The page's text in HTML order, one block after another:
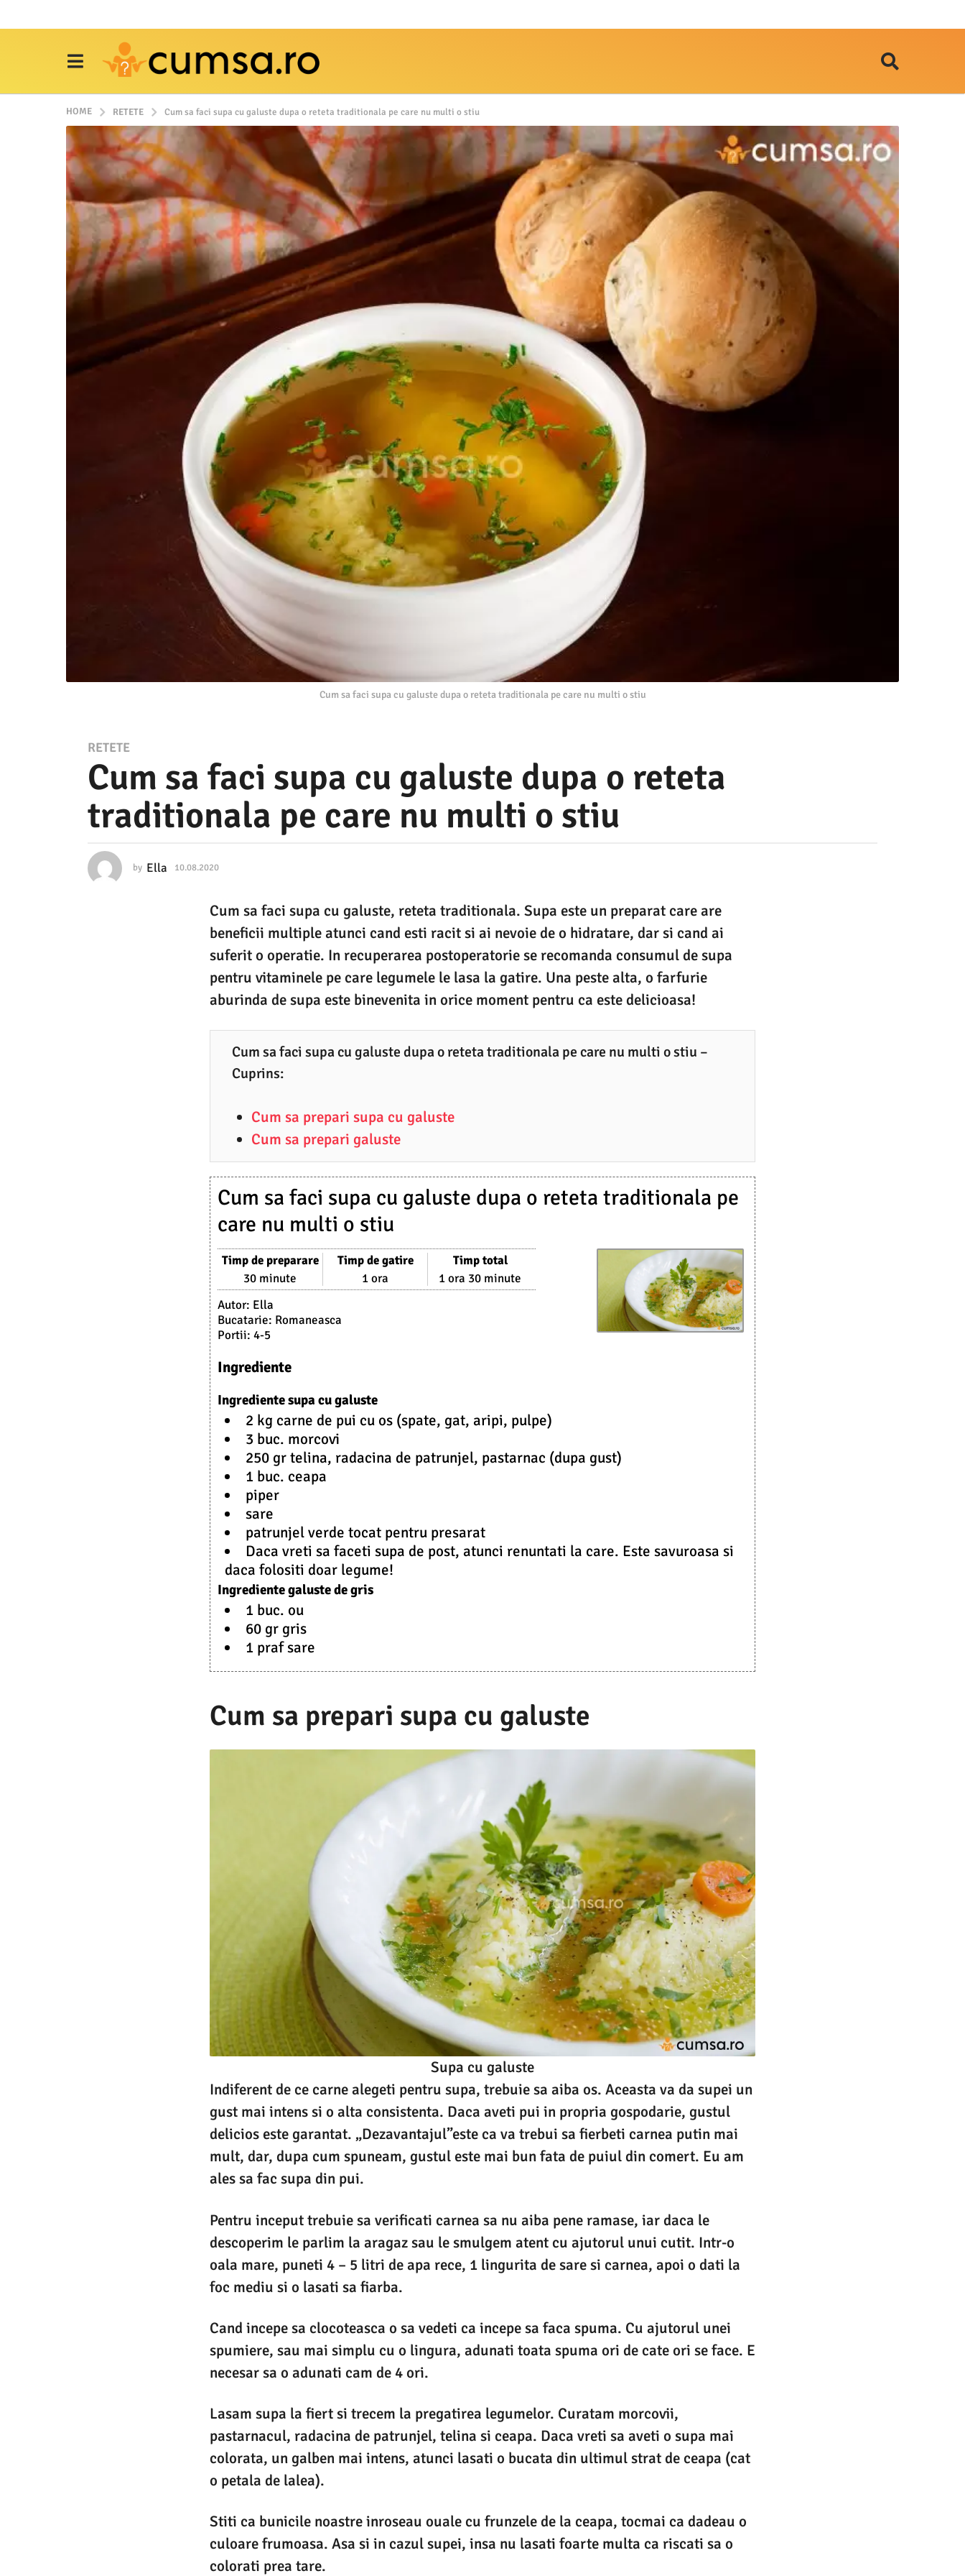
HOME RETETE Cum sa faci supa cu galuste dupa o reteta traditionala pe care nu multi o stiu
Cum sa faci supa cu galuste dupa o reteta traditionala pe care nu multi o stiu
1
0
.
0
.
2
RETETE
Cum sa faci supa cu galuste dupa o reteta
traditionala pe care nu multi o stiu
by Ella 10.08.2020
0
.
2
0
2
3
Cum sa faci supa cu galuste, reteta traditionala. Supa este un preparat care are
beneficii multiple atunci cand esti racit si ai nevoie de o hidratare, dar si cand ai
suferit o operatie. In recuperarea postoperatorie se recomanda consumul de supa
pentru vitaminele pe care legumele le lasa la gatire. Una peste alta, o farfurie
aburinda de supa este binevenita in orice moment pentru ca este delicioasa!
Cum sa faci supa cu galuste dupa o reteta traditionala pe care nu multi o stiu –
Cuprins:
Cum sa prepari supa cu galuste
Cum sa prepari galuste
Cum sa faci supa cu galuste dupa o reteta traditionala pe
care nu multi o stiu
Timp de preparare
30 minute
Timp de gatire
1 ora
Timp total
1 ora 30 minute
Autor: Ella
Bucatarie: Romaneasca
Portii: 4-5
Ingrediente
Ingrediente supa cu galuste
2 kg carne de pui cu os (spate, gat, aripi, pulpe)
3 buc. morcovi
250 gr telina, radacina de patrunjel, pastarnac (dupa gust)
1 buc. ceapa
piper
sare
patrunjel verde tocat pentru presarat
Daca vreti sa faceti supa de post, atunci renuntati la care. Este savuroasa si
daca folositi doar legume!
Ingrediente galuste de gris
1 buc. ou
60 gr gris
1 praf sare
Cum sa prepari supa cu galuste
Supa cu galuste
Indiferent de ce carne alegeti pentru supa, trebuie sa aiba os. Aceasta va da supei un
gust mai intens si o alta consistenta. Daca aveti pui in propria gospodarie, gustul
delicios este garantat. „Dezavantajul”este ca va trebui sa fierbeti carnea putin mai
mult, dar, dupa cum spuneam, gustul este mai bun fata de puiul din comert. Eu am
ales sa fac supa din pui.
Pentru inceput trebuie sa verificati carnea sa nu aiba pene ramase, iar daca le
descoperim le parlim la aragaz sau le smulgem atent cu ajutorul unui cutit. Intr-o
oala mare, puneti 4 – 5 litri de apa rece, 1 lingurita de sare si carnea, apoi o dati la
foc mediu si o lasati sa fiarba.
Cand incepe sa clocoteasca o sa vedeti ca incepe sa faca spuma. Cu ajutorul unei
spumiere, sau mai simplu cu o lingura, adunati toata spuma ori de cate ori se face. E
necesar sa o adunati cam de 4 ori.
Lasam supa la fiert si trecem la pregatirea legumelor. Curatam morcovii,
pastarnacul, radacina de patrunjel, telina si ceapa. Daca vreti sa aveti o supa mai
colorata, un galben mai intens, atunci lasati o bucata din ultimul strat de ceapa (cat
o petala de lalea).
Stiti ca bunicile noastre inroseau ouale cu frunzele de la ceapa, tocmai ca dadeau o
culoare frumoasa. Asa si in cazul supei, insa nu lasati foarte multa ca riscati sa o
colorati prea tare.